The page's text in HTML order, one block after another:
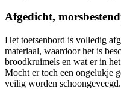
Afgedicht,
Het toetsenbord is volledig
materiaal, waardoor het is
broodkruimels en wat er in
Mocht er toch een ongelukje
veilig worden schoongeveegd.